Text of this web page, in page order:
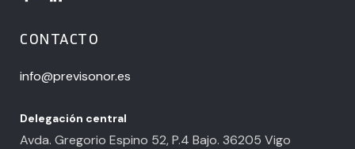
CONTACTO
info@previsonor.es
Delegación central
Avda. Gregorio Espino 52, P.4 Bajo. 36205 Vigo